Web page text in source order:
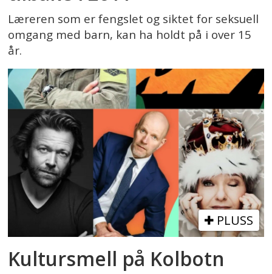
Læreren som er fengslet og siktet for seksuell
omgang med barn, kan ha holdt på i over 15
år.
PLUSS
Kultursmell på Kolbotn